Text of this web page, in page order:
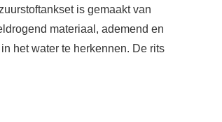
is gemaakt van
materiaal, ademend en
het water te herkennen. De rits